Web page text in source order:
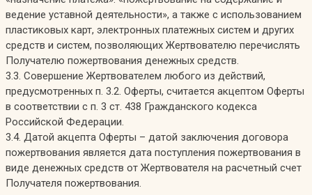
ведение уставной деятельности», а также с использованием
пластиковых карт, электронных платежных систем и других
средств и систем, позволяющих Жертвователю перечислять
Получателю пожертвования денежных средств.
3.3. Совершение Жертвователем любого из действий,
предусмотренных п. 3.2. Оферты, считается акцептом Оферты
в соответствии с п. 3 ст. 438 Гражданского кодекса
Российской Федерации.
3.4. Датой акцепта Оферты – датой заключения договора
пожертвования является дата поступления пожертвования в
виде денежных средств от Жертвователя на расчетный счет
Получателя пожертвования.